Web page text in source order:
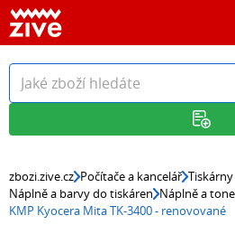
zbozi.zive.cz Počítače a kancelář
Náplně a barvy do tiskáren Náplně a
KMP Kyocera Mita TK-3400 - renovované